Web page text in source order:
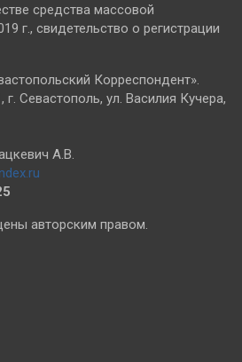
средства массовой
г., свидетельство о регистрации
Корреспондент».
г. Севастополь, ул. Василия Кучера,
А.В.
авторским правом.